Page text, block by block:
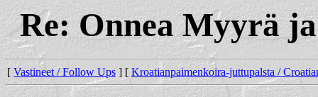
Re: Onnea Myyrä
[Vastineet / Follow Ups ] [ Kroatianpaimenkoira-juttupalsta /